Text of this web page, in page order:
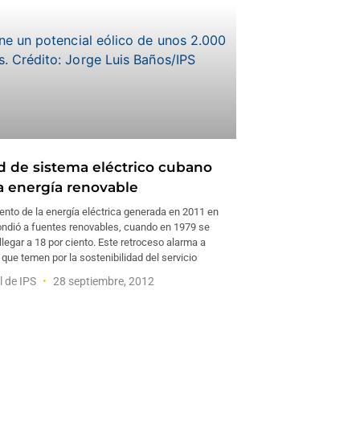
de sistema eléctrico cubano
energía renovable
de la energía eléctrica generada en 2011 en
a fuentes renovables, cuando en 1979 se
a 18 por ciento. Este retroceso alarma a
temen por la sostenibilidad del servicio
de IPS 28 septiembre, 2012